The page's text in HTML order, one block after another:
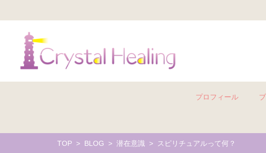
プロフィール
TOP BLOG 潜在意識 スピリチュアルって何？